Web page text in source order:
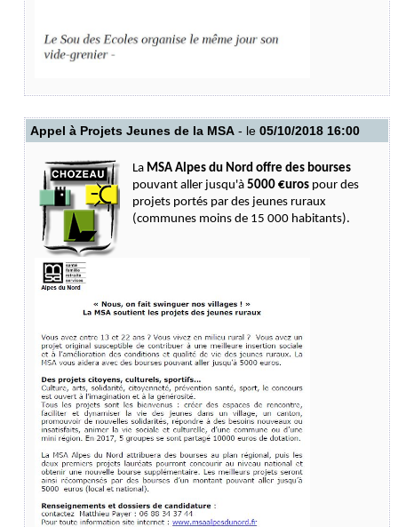
Appel à Projets Jeunes de la MSA - le 05/10/2018 16:00
La MSA Alpes du Nord offre des bourses
pouvant aller jusqu'à 5000 €uros pour des
projets portés par des jeunes ruraux
(communes moins de 15 000 habitants).